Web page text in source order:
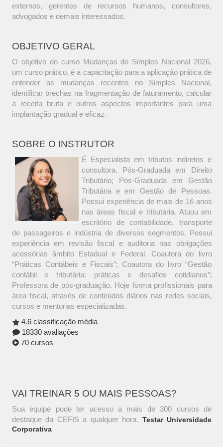
externos, gerentes de recursos humanos, consultores,
advogados e demais interessados.
OBJETIVO GERAL
O objetivo do curso Mudanças do Simples Nacional 2026,
um curso prático, é a capacitação para a aplicação prática de
entender as mudanças recentes no Simples Nacional,
identificar brechas na fragmentação de faturamento, calcular
a receita bruta e outros aspectos importantes para uma
implantação gradual e eficaz.
SOBRE O INSTRUTOR
É Especialista em tributos indiretos e
consultora. Pós-Graduada em Direito
Tributário; Pós-Graduada em Gestão
Tributária e em Gestão de Pessoas.
Possui experiência de mais de 16 anos
nas áreas fiscal e tributária. Atuou em
escritório de contabilidade, transporte
de passageiros e indústria de diversos segmentos. Possui
experiência em revisão fiscal e auditoria nas obrigações
acessórias âmbito Estadual e Federal. Coautora do livro
“Práticas Contábeis e Fiscais”; Coautora do livro “Gestão
contábil e tributária: práticas e desafios cotidianos”;
Professora de pós-graduação. Hoje forma profissionais para
área fiscal, através de conteúdos diários nas redes sociais,
cursos e mentorias especializadas.
4.6 classificação média
18330 avaliações
70 cursos
VAI TREINAR 5 OU MAIS PESSOAS?
Sua equipe pode ter acesso a mais de 300 cursos de
destaque da CEFIS a qualquer hora. Testar Universidade
Corporativa